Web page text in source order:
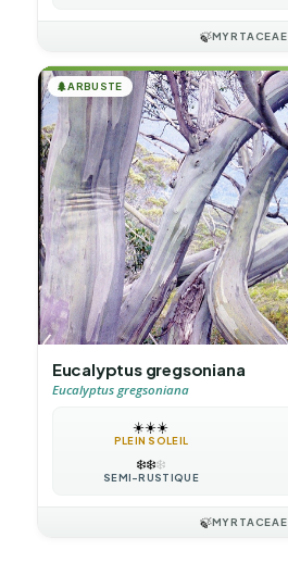
🍃MYRTACEAE
🌲ARBUSTE
Eucalyptus gregsoniana
Eucalyptus gregsoniana
☀️☀️☀️
PLEIN SOLEIL
❄️❄️❄️
SEMI-RUSTIQUE
🍃MYRTACEAE